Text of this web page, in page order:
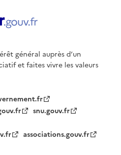
général auprès d’un
et faites vivre les valeurs
snu.gouv.fr
associations.gouv.fr